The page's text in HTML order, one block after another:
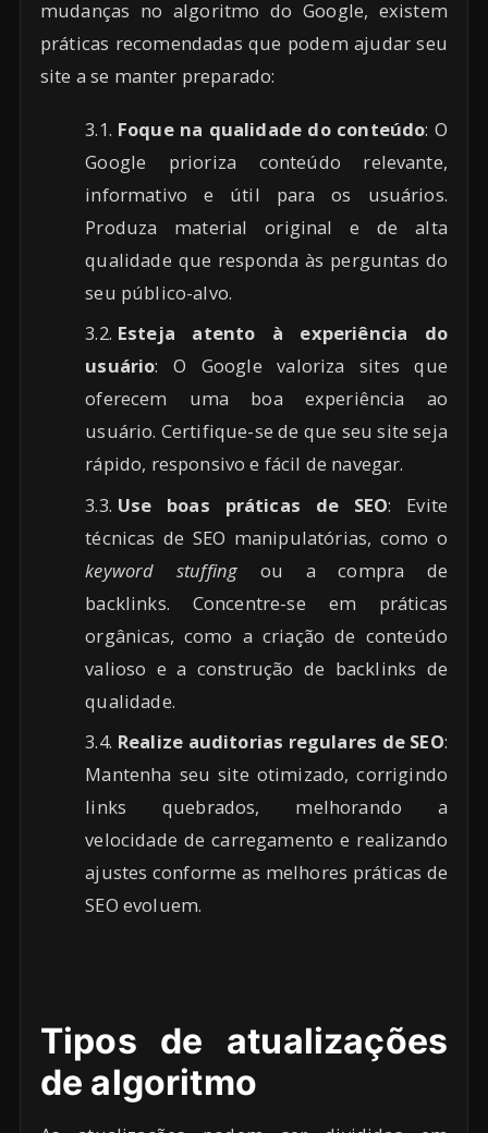
mudanças no algoritmo do Google, existem
práticas recomendadas que podem ajudar seu
site a se manter preparado:
Foque na qualidade do conteúdo: O
Google prioriza conteúdo relevante,
informativo e útil para os usuários.
Produza material original e de alta
qualidade que responda às perguntas do
seu público-alvo.
Esteja atento à experiência do
usuário: O Google valoriza sites que
oferecem uma boa experiência ao
usuário. Certifique-se de que seu site seja
rápido, responsivo e fácil de navegar.
Use boas práticas de SEO: Evite
técnicas de SEO manipulatórias, como o
keyword stuffing ou a compra de
backlinks. Concentre-se em práticas
orgânicas, como a criação de conteúdo
valioso e a construção de backlinks de
qualidade.
Realize auditorias regulares de SEO:
Mantenha seu site otimizado, corrigindo
links quebrados, melhorando a
velocidade de carregamento e realizando
ajustes conforme as melhores práticas de
SEO evoluem.
Tipos de atualizações
de algoritmo